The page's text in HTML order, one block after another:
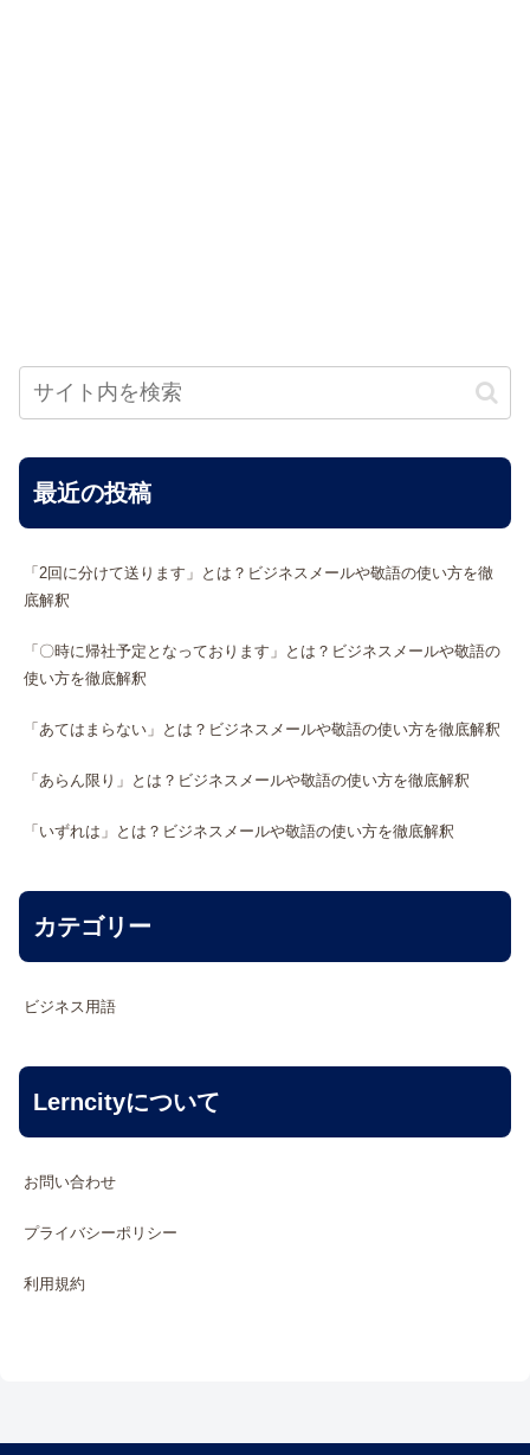
最近の投稿
「2回に分けて送ります」とは？ビジネスメールや敬語の使い方を徹
底解釈
「〇時に帰社予定となっております」とは？ビジネスメールや敬語の
使い方を徹底解釈
「あてはまらない」とは？ビジネスメールや敬語の使い方を徹底解釈
「あらん限り」とは？ビジネスメールや敬語の使い方を徹底解釈
「いずれは」とは？ビジネスメールや敬語の使い方を徹底解釈
カテゴリー
ビジネス用語
Lerncityについて
お問い合わせ
プライバシーポリシー
利用規約